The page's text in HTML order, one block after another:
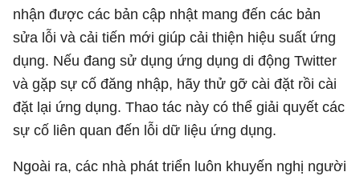
nhận được các bản cập nhật mang đến các bản
sửa lỗi và cải tiến mới giúp cải thiện hiệu suất ứng
dụng. Nếu đang sử dụng ứng dụng di động Twitter
và gặp sự cố đăng nhập, hãy thử gỡ cài đặt rồi cài
đặt lại ứng dụng. Thao tác này có thể giải quyết các
sự cố liên quan đến lỗi dữ liệu ứng dụng.
Ngoài ra, các nhà phát triển luôn khuyến nghị người